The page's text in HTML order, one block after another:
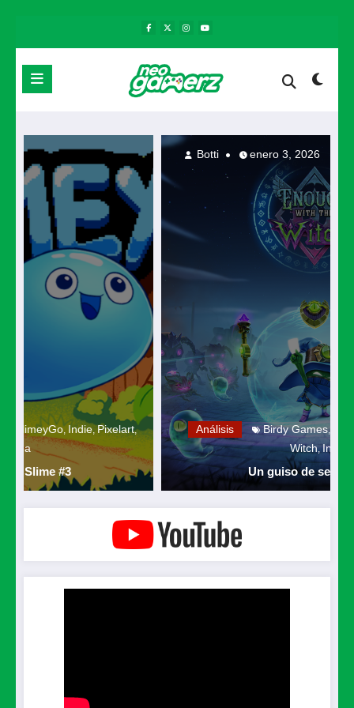
Saltar
, Análisis Birdy Games,cartas, Enough with the
Witch,Indie
Un guiso de sensaciones.
Botti enero 3, 2026